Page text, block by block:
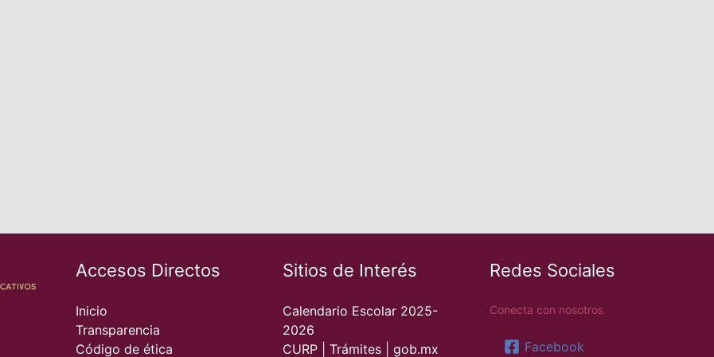
Accesos Directos
Inicio
Transparencia
Código de ética
Sitios de Interés
Calendario Escolar 2025-
2026
CURP | Trámites | gob.mx
Redes Sociales
Conecta con nosotros
Facebook